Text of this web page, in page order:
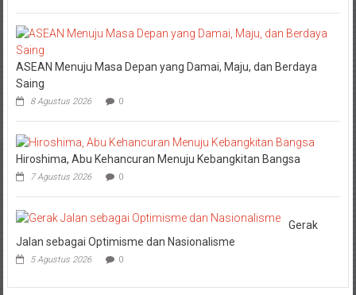
ASEAN Menuju Masa Depan yang Damai, Maju, dan Berdaya
Saing
8 Agustus 2026 0
Hiroshima, Abu Kehancuran Menuju Kebangkitan Bangsa
7 Agustus 2026 0
Gerak
Jalan sebagai Optimisme dan Nasionalisme
5 Agustus 2026 0